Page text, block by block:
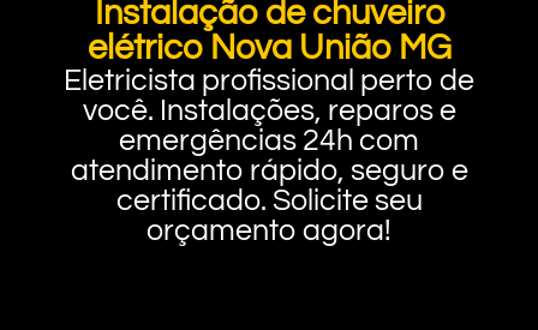
Instalação de chuveiro
elétrico Nova União MG
Eletricista profissional perto de
você. Instalações, reparos e
emergências 24h com
atendimento rápido, seguro e
certificado. Solicite seu
orçamento agora!